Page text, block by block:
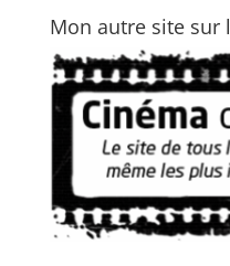
Mon autre site sur